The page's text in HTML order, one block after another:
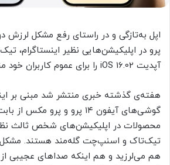
پرو در اپلیکیشن‌هایی نظیر اینستاگرام،
آپدیت iOS 16.02 را برای عموم کاربران خود منتشر کرده است.
هفته‌ی گذشته خبری منتشر شد مبنی بر
گوشی‌های آیفون ۱۴ پرو و پرو
محصولات در اپلیکیشن‌های شخص ثالث
تیک‌تاک و اسنپ‌چت گله‌مند هستند. مشکل
هم می‌لرزید و هم اینکه صداهای عجیبی